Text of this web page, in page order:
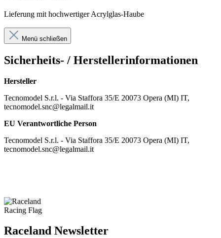
Lieferung mit hochwertiger Acrylglas-Haube
Menü schließen
Sicherheits- / Herstellerinformationen
Hersteller
Tecnomodel S.r.l. - Via Staffora 35/E 20073 Opera (MI) IT,
tecnomodel.snc@legalmail.it
EU Verantwortliche Person
Tecnomodel S.r.l. - Via Staffora 35/E 20073 Opera (MI) IT,
tecnomodel.snc@legalmail.it
Raceland Newsletter